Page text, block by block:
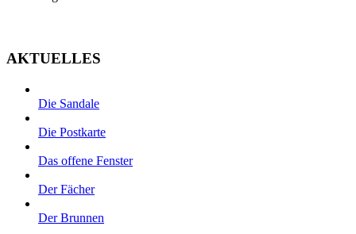
AKTUELLES
Die Sandale
Die Postkarte
Das offene Fenster
Der Fächer
Der Brunnen